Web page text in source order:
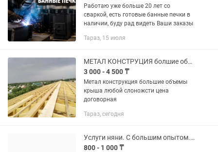
Работаю уже больше 20 лет со
сваркой, есть готовые банные печки в
наличии, буду рад видеть Ваши заказы
Тараз, 15 июля
МЕТАЛ КОНСТРУЦИЯ болшие обьёмы крыша любой сложности цена договаримся Звони
3 000 - 4 500 ₸
Метал конструкция большие объемы
крыша любой слоножсти цена
договорная
Тараз, сегодня
Услуги няни. С большим опытом. По часам.
800 - 1 000 ₸